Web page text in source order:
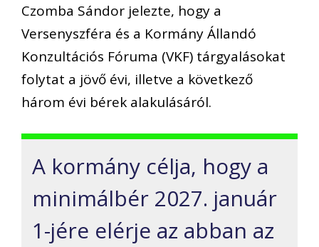
Czomba Sándor jelezte, hogy a
Versenyszféra és a Kormány Állandó
Konzultációs Fóruma (VKF) tárgyalásokat
folytat a jövő évi, illetve a következő
három évi bérek alakulásáról.
A kormány célja, hogy a
minimálbér 2027. január
1-jére elérje az abban az